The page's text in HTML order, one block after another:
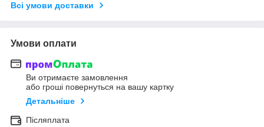
Всі умови доставки
Умови оплати
Ви отримаєте замовлення
або гроші повернуться на вашу картку
Детальніше
Післяплата